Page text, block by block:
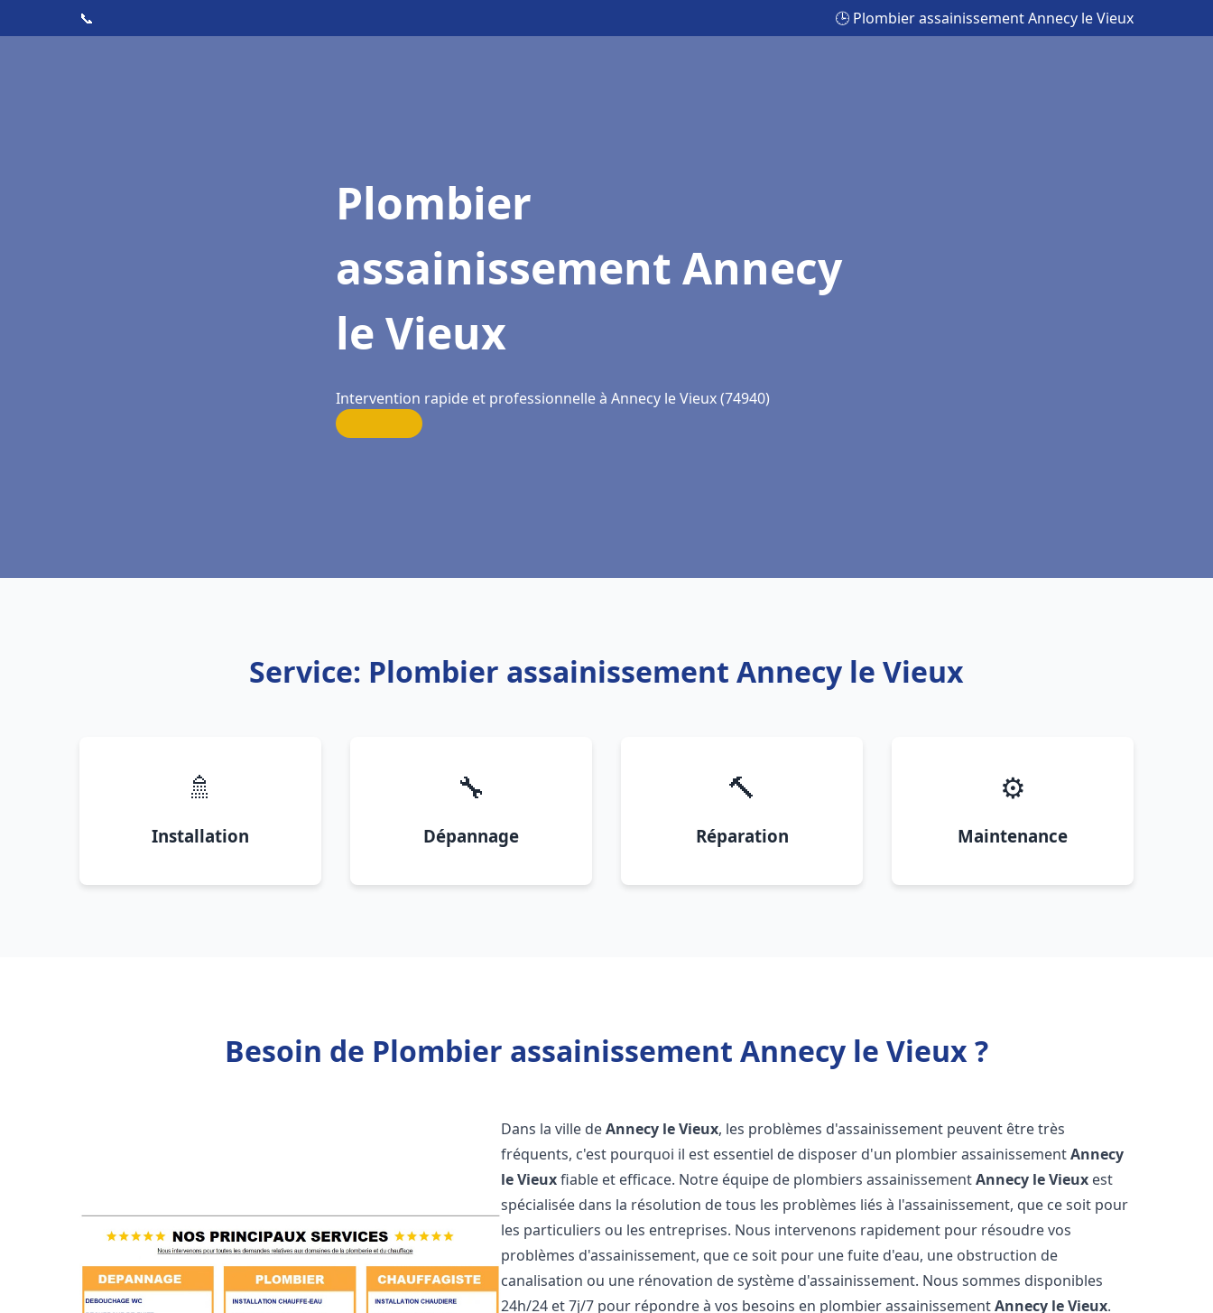
📞 🕒 Plombier assainissement Annecy le Vieux
Plombier
assainissement Annecy
le Vieux
Intervention rapide et professionnelle à Annecy le Vieux (74940)
Service: Plombier assainissement Annecy le Vieux
🚿
Installation
🔧
Dépannage
🔨
Réparation
⚙️
Maintenance
Besoin de Plombier assainissement Annecy le Vieux ?
Dans la ville deAnnecy le Vieux, les problèmes d'assainissement peuvent être très
fréquents, c'est pourquoi il est essentiel de disposer d'un plombier assainissementAnnecy
le Vieuxfiable et efficace. Notre équipe de plombiers assainissementAnnecy le Vieux est
spécialisée dans la résolution de tous les problèmes liés à l'assainissement, que ce soit pour
les particuliers ou les entreprises. Nous intervenons rapidement pour résoudre vos
problèmes d'assainissement, que ce soit pour une fuite d'eau, une obstruction de
canalisation ou une rénovation de système d'assainissement. Nous sommes disponibles
24h/24 et 7j/7 pour répondre à vos besoins en plombier assainissementAnnecy le Vieux.